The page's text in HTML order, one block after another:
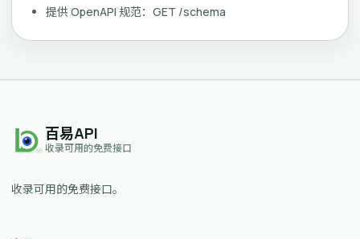
提供 OpenAPI 规范：GET /schema
百易API
收录可用的免费接口
收录可用的免费接口。